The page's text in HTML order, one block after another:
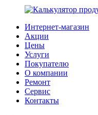
Интернет-магазин
Акции
Цены
Услуги
Покупателю
О компании
Ремонт
Сервис
Контакты